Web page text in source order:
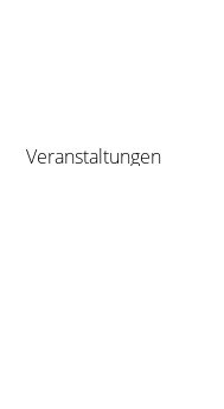
Veranstaltungen